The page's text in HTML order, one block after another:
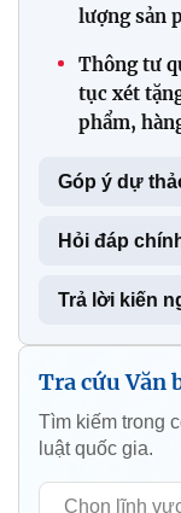
lượng sản
Thông tư
tục xét
phẩm,
Góp ý dự
Hỏi đáp
Trả lời kiến
Tra cứu Văn
Tìm kiếm trong
luật quốc gia.